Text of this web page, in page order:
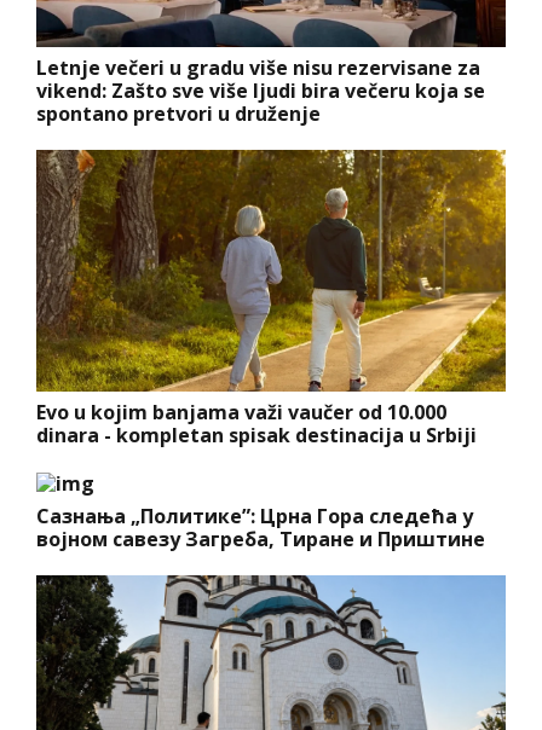
Letnje večeri u gradu više nisu rezervisane za
vikend: Zašto sve više ljudi bira večeru koja se
spontano pretvori u druženje
Evo u kojim banjama važi vaučer od 10.000
dinara - kompletan spisak destinacija u Srbiji
Сазнања „Политике”: Црна Гора следећа у
војном савезу Загреба, Тиране и Приштине